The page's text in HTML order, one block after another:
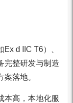
Ex d IIC T6）、
完整研发与制造
落地。
本高，本地化服